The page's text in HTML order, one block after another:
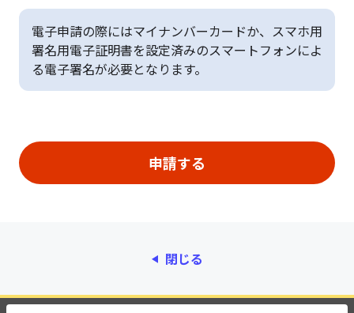
電子申請の際にはマイナンバーカードか、スマホ用
署名用電子証明書を設定済みのスマートフォンによ
る電子署名が必要となります。
閉じる